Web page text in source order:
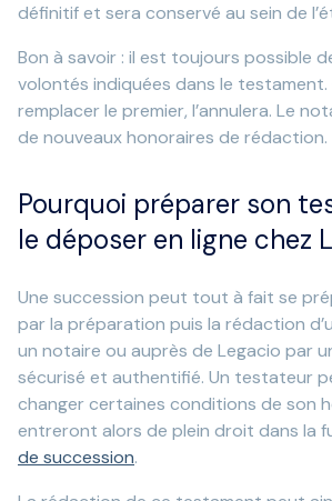
définitif et sera conservé au sein de
Bon à savoir : il est toujours possible
volontés indiquées dans le testament.
remplacer le premier, l’annulera. Le
de nouveaux honoraires de rédaction.
Pourquoi préparer son
le déposer en ligne chez
Une succession peut tout à fait se
par la préparation puis la rédaction
un notaire ou auprès de Legacio par
sécurisé et authentifié. Un testateur
changer certaines conditions de son
entreront alors de plein droit dans la
de succession.